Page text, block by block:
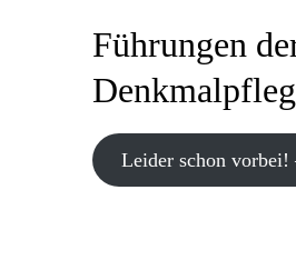
Führungen
Leider schon vorbei!